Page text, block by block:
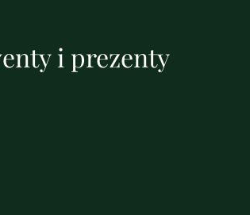
i prezenty